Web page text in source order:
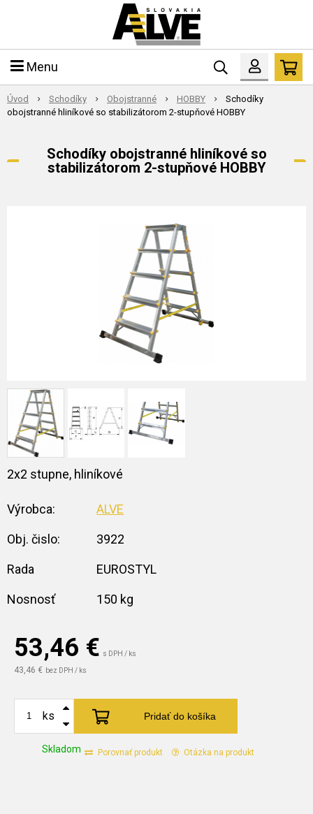
Menu
Úvod Schodíky Obojstranné HOBBY
Schodíky
obojstranné hliníkové so stabilizátorom 2-stupňové HOBBY
Schodíky obojstranné hliníkové so
stabilizátorom 2-stupňové HOBBY
53,46 € s DPH / ks
43,46 € bez DPH / ks
Skladom
ks Pridať do košíka
Porovnať produkt Otázka na produkt
2x2 stupne, hliníkové
Výrobca: ALVE
Obj. čislo: 3922
Rada EUROSTYL
Nosnosť 150 kg